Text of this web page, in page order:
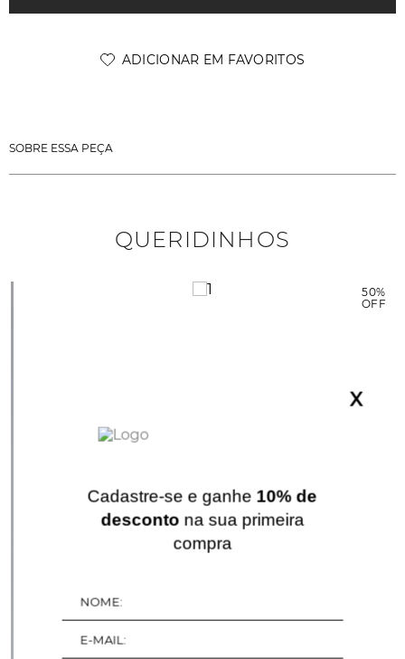
X
Cadastre-se e ganhe 10% de
desconto na sua primeira
compra
SOBRE ESSA PEÇA
QUERIDINHOS
50%
OFF